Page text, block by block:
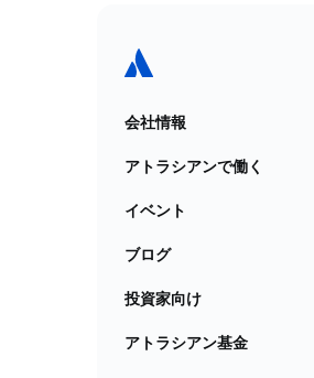
会社情報
アトラシアンで働く
イベント
ブログ
投資家向け
アトラシアン基金